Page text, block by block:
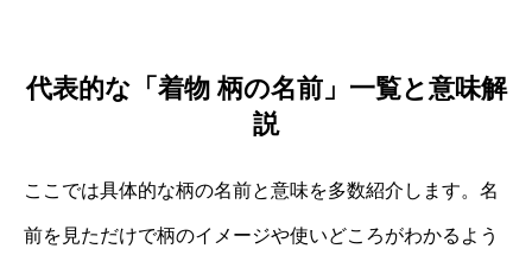
代表的な「着物 柄の名前」一覧と意味解
説
ここでは具体的な柄の名前と意味を多数紹介します。名
前を見ただけで柄のイメージや使いどころがわかるよう